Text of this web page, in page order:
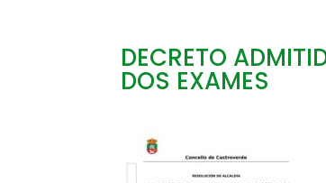
DECRETO
DOS EXAMES